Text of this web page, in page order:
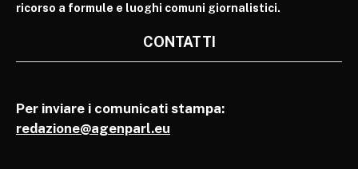
ricorso a formule e luoghi comuni giornalistici.
CONTATTI
Per inviare i comunicati stampa:
redazione@agenparl.eu